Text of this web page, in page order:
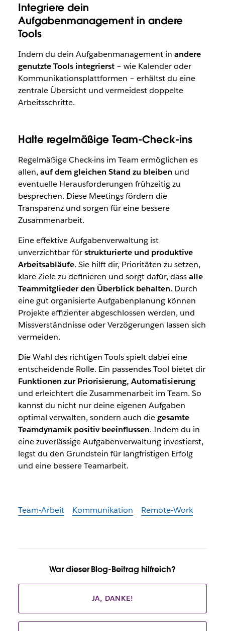
Integriere dein
Aufgabenmanagement in andere
Tools
Indem du dein Aufgabenmanagement in andere
genutzte Tools integrierst– wie Kalender oder
Kommunikationsplattformen – erhältst du eine
zentrale Übersicht und vermeidest doppelte
Arbeitsschritte.
Halte regelmäßige Team-Check-ins
Regelmäßige Check-ins im Team ermöglichen es
allen, auf dem gleichen Stand zu bleiben und
eventuelle Herausforderungen frühzeitig zu
besprechen. Diese Meetings fördern die
Transparenz und sorgen für eine bessere
Zusammenarbeit.
Eine effektive Aufgabenverwaltung ist
unverzichtbar fürstrukturierte und produktive
Arbeitsabläufe. Sie hilft dir, Prioritäten zu setzen,
klare Ziele zu definieren und sorgt dafür, dassalle
Teammitglieder den Überblick behalten. Durch
eine gut organisierte Aufgabenplanung können
Projekte effizienter abgeschlossen werden, und
Missverständnisse oder Verzögerungen lassen sich
vermeiden.
Die Wahl des richtigen Tools spielt dabei eine
entscheidende Rolle. Ein passendes Tool bietet dir
Funktionen zur Priorisierung, Automatisierung
und erleichtert die Zusammenarbeit im Team. So
kannst du nicht nur deine eigenen Aufgaben
optimal verwalten, sondern auch diegesamte
Teamdynamik positiv beeinflussen. Indem du in
eine zuverlässige Aufgabenverwaltung investierst,
legst du den Grundstein für langfristigen Erfolg
und eine bessere Teamarbeit.
Team-Arbeit Kommunikation Remote-Work
War dieser Blog-Beitrag hilfreich?
JA, DANKE!